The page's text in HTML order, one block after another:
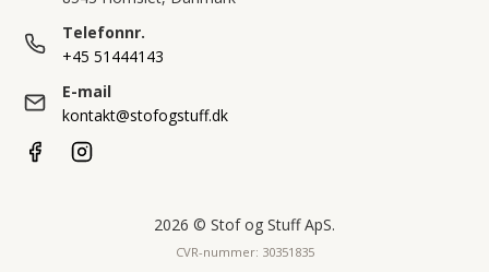
Telefonnr.
+45 51444143
E-mail
kontakt@stofogstuff.dk
2026 © Stof og Stuff ApS.
CVR-nummer: 30351835